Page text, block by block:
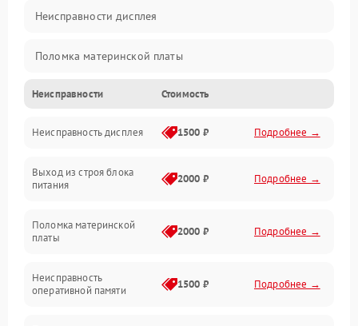
Неисправности дисплея
Поломка материнской платы
Неисправность системы охлаждения
Неисправность BIOS
Повреждение корпуса
Повреждение разъёмов (USB, HDMI и др.)
Неисправности Стоимость
Неисправность дисплея 1500 ₽ Подробнее →
Выход из строя блока
питания
2000 ₽ Подробнее →
Поломка материнской
платы
2000 ₽ Подробнее →
Неисправность
оперативной памяти
1500 ₽ Подробнее →